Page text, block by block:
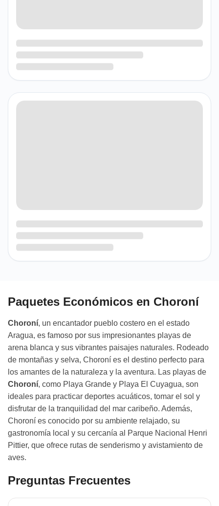
Paquetes Económicos en Choroní
Choroní, un encantador pueblo costero en el estado
Aragua, es famoso por sus impresionantes playas de
arena blanca y sus vibrantes paisajes naturales. Rodeado
de montañas y selva, Choroní es el destino perfecto para
los amantes de la naturaleza y la aventura. Las playas de
Choroní, como Playa Grande y Playa El Cuyagua, son
ideales para practicar deportes acuáticos, tomar el sol y
disfrutar de la tranquilidad del mar caribeño. Además,
Choroní es conocido por su ambiente relajado, su
gastronomía local y su cercanía al Parque Nacional Henri
Pittier, que ofrece rutas de senderismo y avistamiento de
aves.
Preguntas Frecuentes